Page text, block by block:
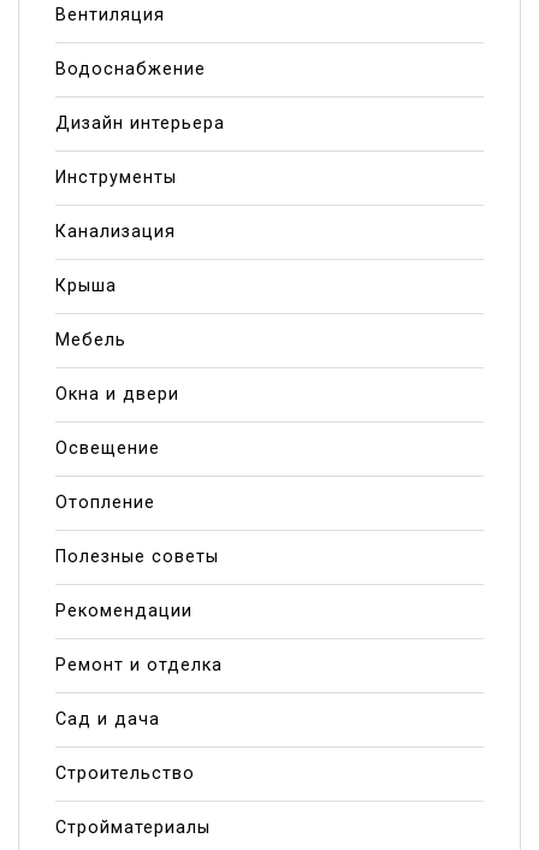
Вентиляция
Водоснабжение
Дизайн интерьера
Инструменты
Канализация
Крыша
Мебель
Окна и двери
Освещение
Отопление
Полезные советы
Рекомендации
Ремонт и отделка
Сад и дача
Строительство
Стройматериалы